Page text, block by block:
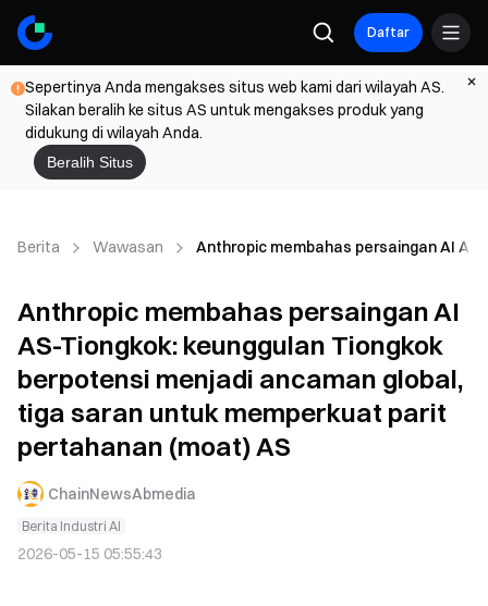
Daftar
Sepertinya Anda mengakses situs web kami dari wilayah AS.
Silakan beralih ke situs AS untuk mengakses produk yang
didukung di wilayah Anda.
Beralih Situs
Berita Wawasan Anthropic membahas persaingan AI
Anthropic membahas persaingan AI
AS-Tiongkok: keunggulan Tiongkok
berpotensi menjadi ancaman global,
tiga saran untuk memperkuat parit
pertahanan (moat) AS
ChainNewsAbmedia
Berita Industri AI
2026-05-15 05:55:43